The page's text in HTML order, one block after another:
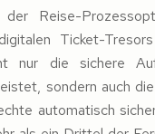
Reise-
Ticket-
nur die sichere
sondern auch
automatisch